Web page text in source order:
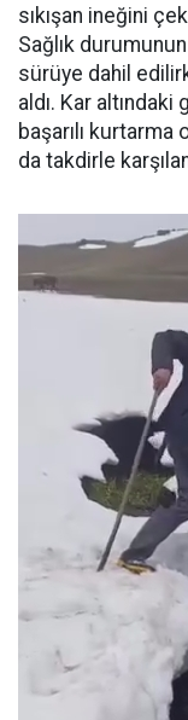
sıkışan ineğini
Sağlık
sürüye dahil
aldı. Kar
başarılı
da takdirle